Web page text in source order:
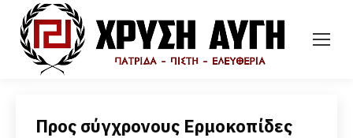
Προς σύγχρονους Ερμοκοπίδες